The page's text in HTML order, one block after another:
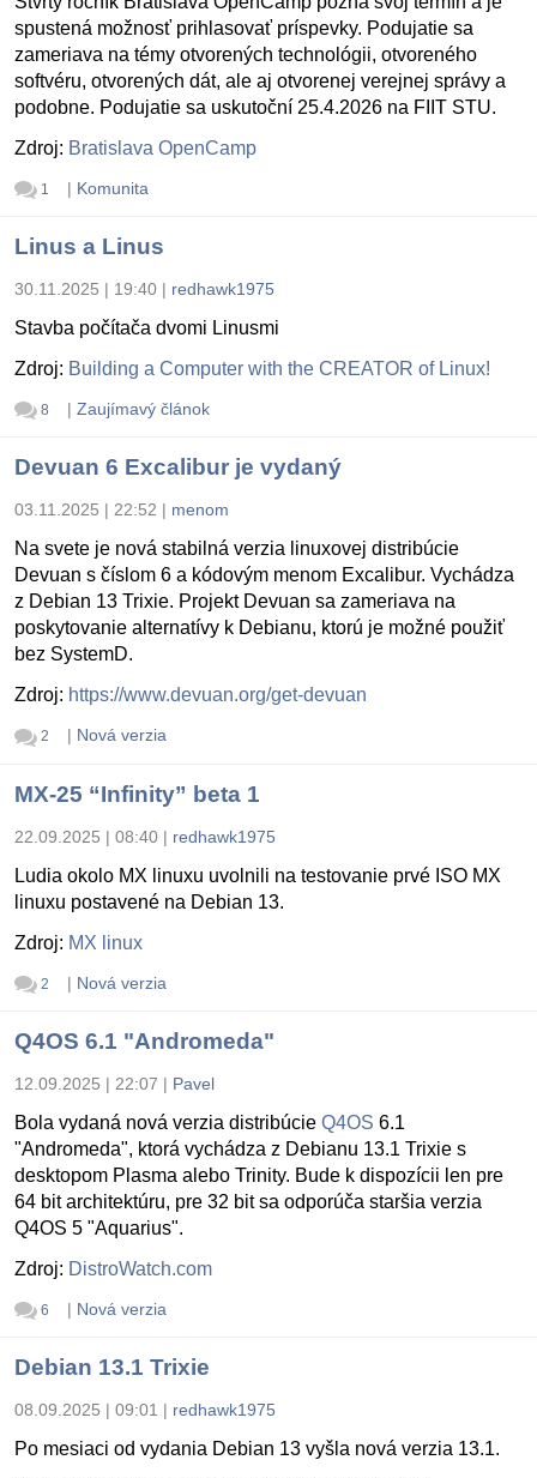
spustená možnosť prihlasovať príspevky. Podujatie sa
zameriava na témy otvorených technológii, otvoreného
softvéru, otvorených dát, ale aj otvorenej verejnej správy a
podobne. Podujatie sa uskutoční 25.4.2026 na FIIT STU.
Zdroj: Bratislava OpenCamp
1 | Komunita
Linus a Linus
30.11.2025 | 19:40 | redhawk1975
Stavba počítača dvomi Linusmi
Zdroj: Building a Computer with the CREATOR of Linux!
8 | Zaujímavý článok
Devuan 6 Excalibur je vydaný
03.11.2025 | 22:52 | menom
Na svete je nová stabilná verzia linuxovej distribúcie
Devuan s číslom 6 a kódovým menom Excalibur. Vychádza
z Debian 13 Trixie. Projekt Devuan sa zameriava na
poskytovanie alternatívy k Debianu, ktorú je možné použiť
bez SystemD.
Zdroj: https://www.devuan.org/get-devuan
2 | Nová verzia
MX-25 “Infinity” beta 1
22.09.2025 | 08:40 | redhawk1975
Ludia okolo MX linuxu uvolnili na testovanie prvé ISO MX
linuxu postavené na Debian 13.
Zdroj: MX linux
2 | Nová verzia
Q4OS 6.1 "Andromeda"
12.09.2025 | 22:07 | Pavel
Bola vydaná nová verzia distribúcie Q4OS 6.1
"Andromeda", ktorá vychádza z Debianu 13.1 Trixie s
desktopom Plasma alebo Trinity. Bude k dispozícii len pre
64 bit architektúru, pre 32 bit sa odporúča staršia verzia
Q4OS 5 "Aquarius".
Zdroj: DistroWatch.com
6 | Nová verzia
Debian 13.1 Trixie
08.09.2025 | 09:01 | redhawk1975
Po mesiaci od vydania Debian 13 vyšla nová verzia 13.1.